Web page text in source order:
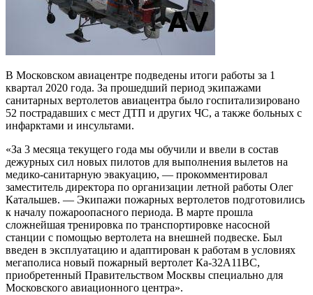
В Московском авиацентре подведены итоги работы за 1
квартал 2020 года. За прошедший период экипажами
санитарных вертолетов авиацентра было госпитализировано
52 пострадавших с мест ДТП и других ЧС, а также больных с
инфарктами и инсультами.
«За 3 месяца текущего года мы обучили и ввели в состав
дежурных сил новых пилотов для выполнения вылетов на
медико-санитарную эвакуацию, — прокомментировал
заместитель директора по организации летной работы Олег
Катальшев. — Экипажи пожарных вертолетов подготовились
к началу пожароопасного периода. В марте прошла
сложнейшая тренировка по транспортировке насосной
станции с помощью вертолета на внешней подвеске. Был
введен в эксплуатацию и адаптирован к работам в условиях
мегаполиса новый пожарный вертолет Ка-32А11ВС,
приобретенный Правительством Москвы специально для
Московского авиационного центра».